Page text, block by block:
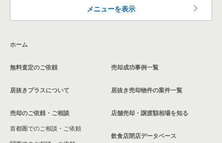
日野市の飲食店の居抜き売却物件の案件一覧
東久留米市の飲食店の居抜き売却物件の案件一覧
東京都下の洋食の居抜き売却物件の案件一覧
メニューを表示
ホーム
無料査定のご依頼
居抜きプラスについて
売却のご依頼・ご相談
首都圏でのご相談・ご依頼
売却成功事例一覧
居抜き売却物件の案件一覧
店舗売却・譲渡額相場を知る
飲食店閉店データベース